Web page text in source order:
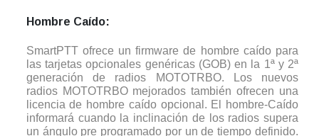
Hombre Caído:
SmartPTT ofrece un firmware de hombre caído para
las tarjetas opcionales genéricas (GOB) en la 1ª y 2ª
generación de radios MOTOTRBO. Los nuevos
radios MOTOTRBO mejorados también ofrecen una
licencia de hombre caído opcional. El hombre-Caído
informará cuando la inclinación de los radios supera
un ángulo pre programado por un de tiempo definido.